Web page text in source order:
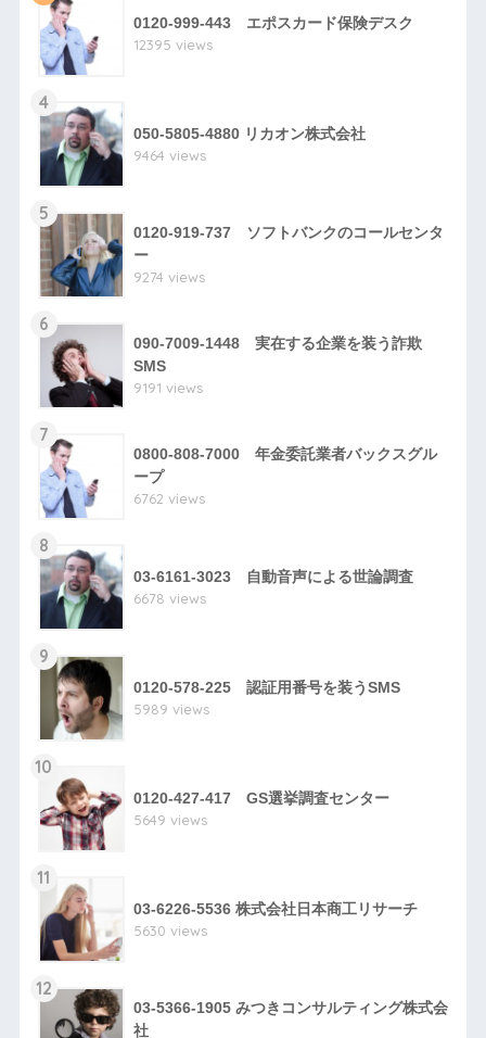
0120-999-443 エポスカード保険デスク
12395 views
4
050-5805-4880 リカオン株式会社
9464 views
5
0120-919-737 ソフトバンクのコールセンタ
ー
9274 views
6
090-7009-1448 実在する企業を装う詐欺
SMS
9191 views
7
0800-808-7000 年金委託業者バックスグル
ープ
6762 views
8
03-6161-3023 自動音声による世論調査
6678 views
9
0120-578-225 認証用番号を装うSMS
5989 views
10
0120-427-417 GS選挙調査センター
5649 views
11
03-6226-5536 株式会社日本商工リサーチ
5630 views
12
03-5366-1905 みつきコンサルティング株式会
社